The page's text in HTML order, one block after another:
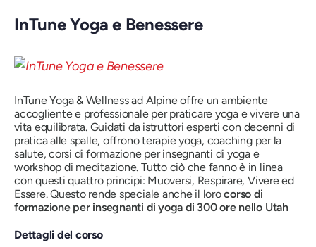
InTune Yoga e Benessere
InTune Yoga & Wellness ad Alpine offre un ambiente
accogliente e professionale per praticare yoga e vivere una
vita equilibrata. Guidati da istruttori esperti con decenni di
pratica alle spalle, offrono terapie yoga, coaching per la
salute, corsi di formazione per insegnanti di yoga e
workshop di meditazione. Tutto ciò che fanno è in linea
con questi quattro principi: Muoversi, Respirare, Vivere ed
Essere. Questo rende speciale anche il lorocorso di
formazione per insegnanti di yoga di 300 ore nello Utah
Dettagli del corso